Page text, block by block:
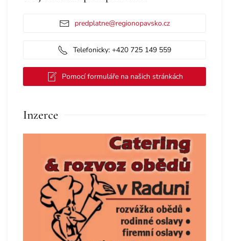
predplatne@regionopavsko.cz
Telefonicky: +420 725 149 559
Pomocí formuláře na našich stránkách
Inzerce